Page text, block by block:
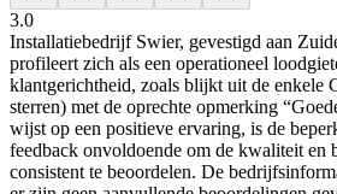
3.0
Installatiebedrijf Swier, gevestigd aan
profileert zich als een operationeel
klantgerichtheid, zoals blijkt uit de enkele
sterren) met de oprechte opmerking
wijst op een positieve ervaring, is de
feedback onvoldoende om de kwaliteit en
consistent te beoordelen. De